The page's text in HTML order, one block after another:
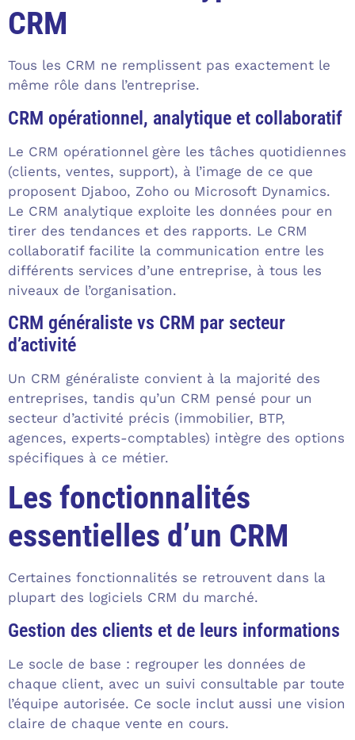
CRM
Tous les CRM ne remplissent pas exactement le
même rôle dans l’entreprise.
CRM opérationnel, analytique et collaboratif
Le CRM opérationnel gère les tâches quotidiennes
(clients, ventes, support), à l’image de ce que
proposent Djaboo, Zoho ou Microsoft Dynamics.
Le CRM analytique exploite les données pour en
tirer des tendances et des rapports. Le CRM
collaboratif facilite la communication entre les
différents services d’une entreprise, à tous les
niveaux de l’organisation.
CRM généraliste vs CRM par secteur
d’activité
Un CRM généraliste convient à la majorité des
entreprises, tandis qu’un CRM pensé pour un
secteur d’activité précis (immobilier, BTP,
agences, experts-comptables) intègre des options
spécifiques à ce métier.
Les fonctionnalités
essentielles d’un CRM
Certaines fonctionnalités se retrouvent dans la
plupart des logiciels CRM du marché.
Gestion des clients et de leurs informations
Le socle de base : regrouper les données de
chaque client, avec un suivi consultable par toute
l’équipe autorisée. Ce socle inclut aussi une vision
claire de chaque vente en cours.